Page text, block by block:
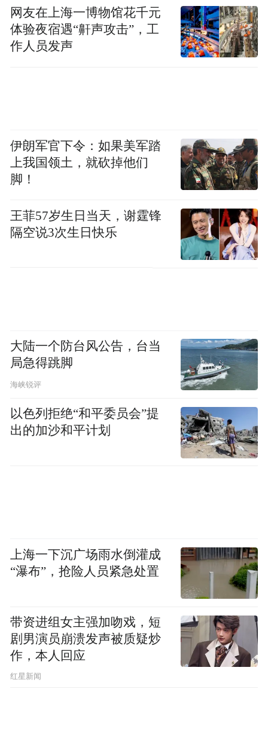
网友在上海一博物馆花千元
体验夜宿遇“鼾声攻击”，工
作人员发声
伊朗军官下令：如果美军踏
上我国领土，就砍掉他们
脚！
王菲57岁生日当天，谢霆锋
隔空说3次生日快乐
大陆一个防台风公告，台当
局急得跳脚
海峡锐评
以色列拒绝“和平委员会”提
出的加沙和平计划
上海一下沉广场雨水倒灌成
“瀑布”，抢险人员紧急处置
带资进组女主强加吻戏，短
剧男演员崩溃发声被质疑炒
作，本人回应
​红星新闻